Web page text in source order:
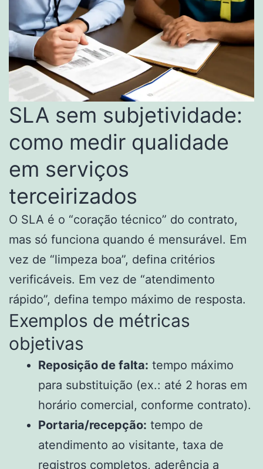
SLA sem subjetividade:
como medir qualidade
em serviços
terceirizados
O SLA é o “coração técnico” do contrato,
mas só funciona quando é mensurável. Em
vez de “limpeza boa”, defina critérios
verificáveis. Em vez de “atendimento
rápido”, defina tempo máximo de resposta.
Exemplos de métricas
objetivas
Reposição de falta: tempo máximo
para substituição (ex.: até 2 horas em
horário comercial, conforme contrato).
Portaria/recepção: tempo de
atendimento ao visitante, taxa de
registros completos, aderência a